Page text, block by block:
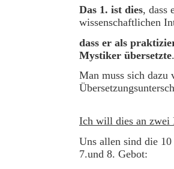
Das 1. ist dies, dass
dass er als
Mystiker übersetzte.
Man muss sich dazu
Ich will dies an zwei
Uns allen sind die
7.und 8. Gebot: